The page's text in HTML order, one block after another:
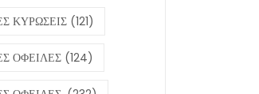
ΚΥΡΩΣΕΙΣ (121)
ΟΦΕΙΛΕΣ (124)